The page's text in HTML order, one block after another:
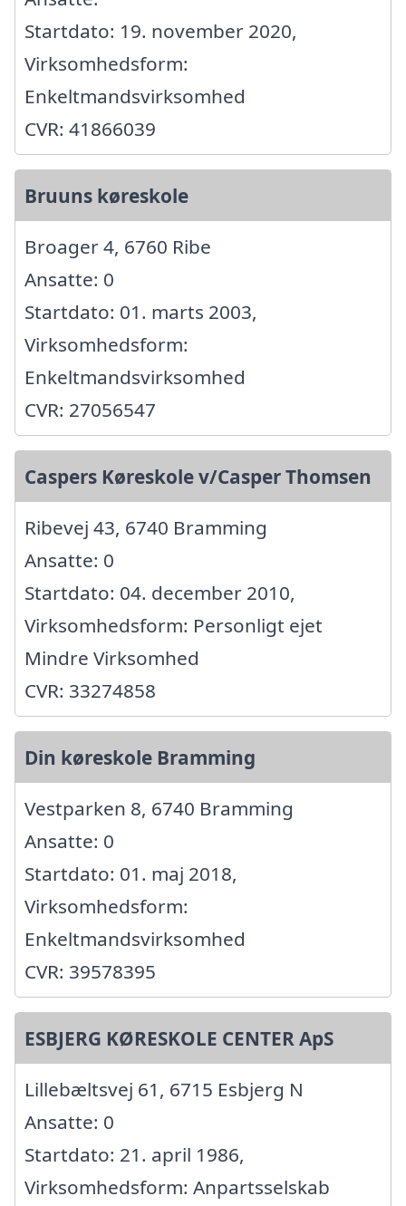
Startdato: 19. november 2020,
Virksomhedsform:
Enkeltmandsvirksomhed
CVR: 41866039
Bruuns køreskole
Broager 4, 6760 Ribe
Ansatte: 0
Startdato: 01. marts 2003,
Virksomhedsform:
Enkeltmandsvirksomhed
CVR: 27056547
Caspers Køreskole v/Casper Thomsen
Ribevej 43, 6740 Bramming
Ansatte: 0
Startdato: 04. december 2010,
Virksomhedsform: Personligt ejet
Mindre Virksomhed
CVR: 33274858
Din køreskole Bramming
Vestparken 8, 6740 Bramming
Ansatte: 0
Startdato: 01. maj 2018,
Virksomhedsform:
Enkeltmandsvirksomhed
CVR: 39578395
ESBJERG KØRESKOLE CENTER ApS
Lillebæltsvej 61, 6715 Esbjerg N
Ansatte: 0
Startdato: 21. april 1986,
Virksomhedsform: Anpartsselskab